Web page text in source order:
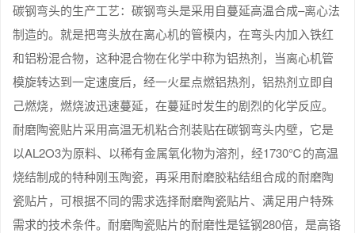
碳钢弯头的生产工艺：碳钢弯头是采用自蔓延高温合成–离心法
制造的。就是把弯头放在离心机的管模内，在弯头内加入铁红
和铝粉混合物，这种混合物在化学中称为铝热剂，当离心机管
模旋转达到一定速度后，经一火星点燃铝热剂，铝热剂立即自
己燃烧，燃烧波迅速蔓延，在蔓延时发生的剧烈的化学反应。
耐磨陶瓷贴片采用高温无机粘合剂装贴在碳钢弯头内壁，它是
以AL2O3为原料、以稀有金属氧化物为溶剂，经1730℃的高温
烧结制成的特种刚玉陶瓷，再采用耐磨胶粘结组合成的耐磨陶
瓷贴片，可根据不同的需求选择耐磨陶瓷贴片、满足用户特殊
需求的技术条件。耐磨陶瓷贴片的耐磨性是锰钢280倍，是高铬